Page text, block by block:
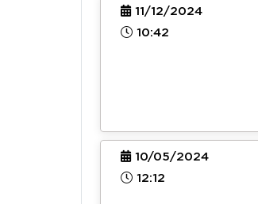
11/12/2024
10:42
10/05/2024
12:12